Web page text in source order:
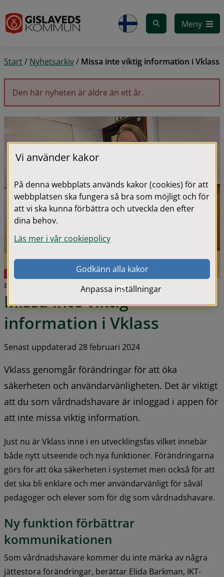
Meny
Start/ Nyhetsarkiv/ Missa inte viktig information i Vklass
Den här nyheten är äldre än ett år.
Elida Barkman och Maria Petersson.
Missa inte viktig
information i Vklass
Senast uppdaterad 28 februari 2024
Vklass genomgår förändringar för att öka
säkerheten och användarvänligheten. Det är viktigt
att du som vårdnadshavare är inloggad i appen för
att inte missa viktig information.
Just nu är Vklass inne i en utvecklingsfas vilket innebär
både nytt utseende och nya funktioner. Förändringarna
görs för att öka säkerheten i systemet men också för att
det ska bli enklare och mer användarvänligt för såväl
pedagoger och elever som för dig som vårdnadshavare.
Ny funktion förbättrar
kommunikationen
Som vårdnadshavare kommer du inte märka av några
jättestora förändringar, berättar Elida Barkman, IKT-
Vi använder kakor
På denna webbplats används kakor (cookies) för att
webbplatsen ska fungera så bra som möjligt och för
att vi ska kunna förbättra och utveckla den efter
dina behov.
Läs mer i vår cookiepolicy
Godkänn alla kakor
Anpassa inställningar